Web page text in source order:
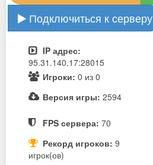
Подключиться к серверу
IP адрес:
95.31.140.17:28015
Игроки: 0 из 0
Версия игры: 2594
FPS сервера: 70
Рекорд игроков: 9
игрок(ов)